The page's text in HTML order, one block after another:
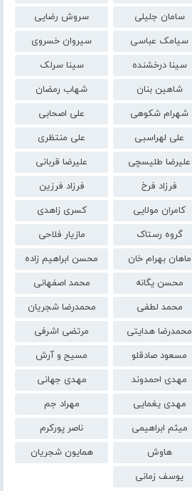
سامان جلیلی
سروش رضایی
سیامک عباسی
سیروان خسروی
سینا درخشنده
سینا سرلک
شاهین بنان
شهاب رمضان
شهرام شکوهی
علی اصحابی
علی لهراسبی
علی منتظری
علیرضا طلیسچی
علیرضا قربانی
فرزاد فرخ
فرزاد فرزین
کامران مولایی
کسری زاهدی
گروه رستاک
مازیار فلاحی
ماهان بهرام خان
محسن ابراهیم زاده
محسن یگانه
محمد اصفهانی
محمد لطفی
محمدرضا شجریان
محمدرضا هدایتی
مرتضی اشرفی
مسعود صادقلو
مسیح و آرش
مهدی احمدوند
مهدی جهانی
مهدی یغمایی
مهراد جم
میثم ابراهیمی
ناصر پورکرم
هاوش
همایون شجریان
یوسف زمانی